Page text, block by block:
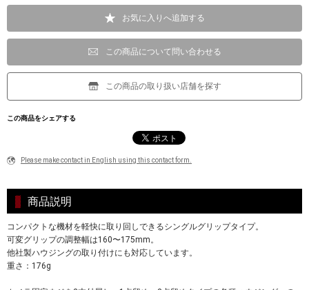
お気に入りへ追加する
この商品について問い合わせる
この商品の取り扱い店舗を探す
この商品をシェアする
Please make contact in English using this contact form.
商品説明
コンパクトな機材を軽快に取り回しできるシングルグリップタイプ。
可変グリップの調整幅は160〜175mm。
他社製ハウジングの取り付けにも対応しています。
重さ：176g